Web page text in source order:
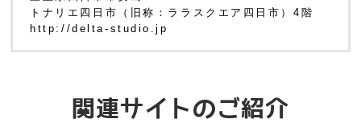
トナリエ四日市（旧称：ララスクエア四日市）4階
http://delta-studio.jp
関連サイトのご紹介